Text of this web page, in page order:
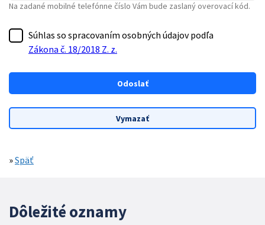
Na zadané mobilné telefónne číslo Vám bude zaslaný overovací kód.
Súhlas so spracovaním osobných údajov podľa
Zákona č. 18/2018 Z. z.
»Späť
Dôležité oznamy